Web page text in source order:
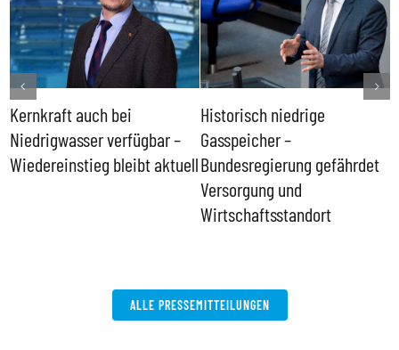
Kernkraft auch bei
Niedrigwasser verfügbar –
Wiedereinstieg bleibt aktuell
Historisch niedrige
Gasspeicher –
Bundesregierung gefährdet
Versorgung und
Wirtschaftsstandort
ALLE PRESSEMITTEILUNGEN